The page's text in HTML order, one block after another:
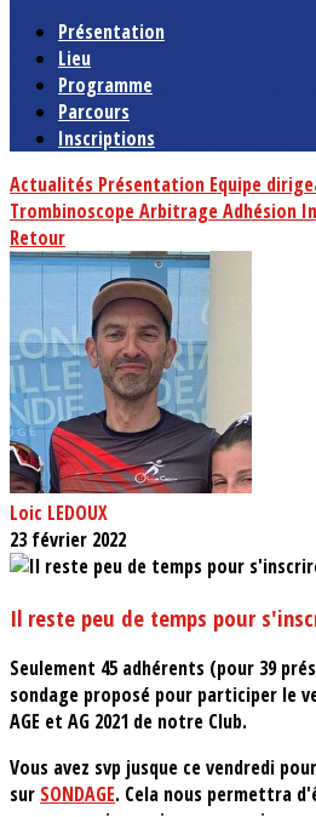
Présentation
Lieu
Programme
Parcours
Inscriptions
Actualités Présentation Equipe
TrombinoscopeArbitrageAdhésion
Retour
Loic LEDOUX
23 février 2022
Il reste peu de temps pour
Seulement 45 adhérents (pour 39
sondage proposé pour participer le
AGE et AG 2021 de notre Club.
Vous avez svp jusque ce vendredi
sur SONDAGE. Cela nous permettra